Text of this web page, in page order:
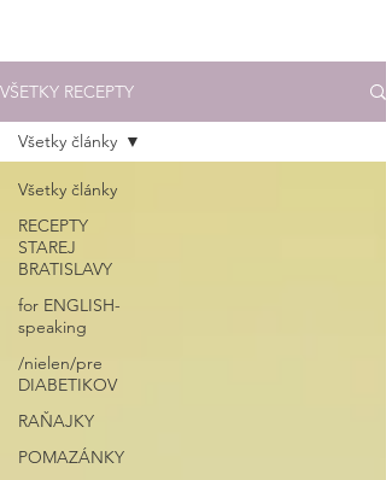
VŠETKY RECEPTY
Všetky články
RECEPTY
STAREJ
BRATISLAVY
for ENGLISH-
speaking
/nielen/pre
DIABETIKOV
RAŇAJKY
POMAZÁNKY
Všetky články